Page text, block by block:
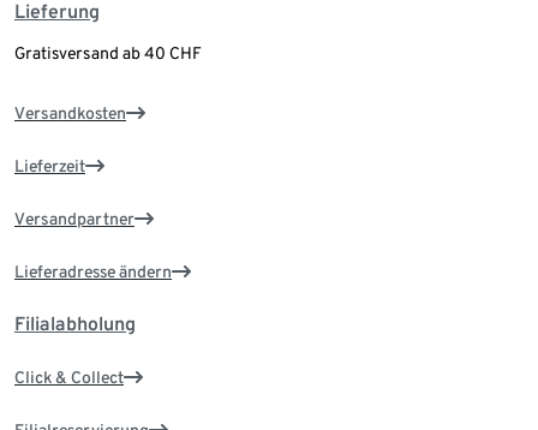
Lieferung
Gratisversand ab 40 CHF
Versandkosten
Lieferzeit
Versandpartner
Lieferadresse ändern
Filialabholung
Click & Collect